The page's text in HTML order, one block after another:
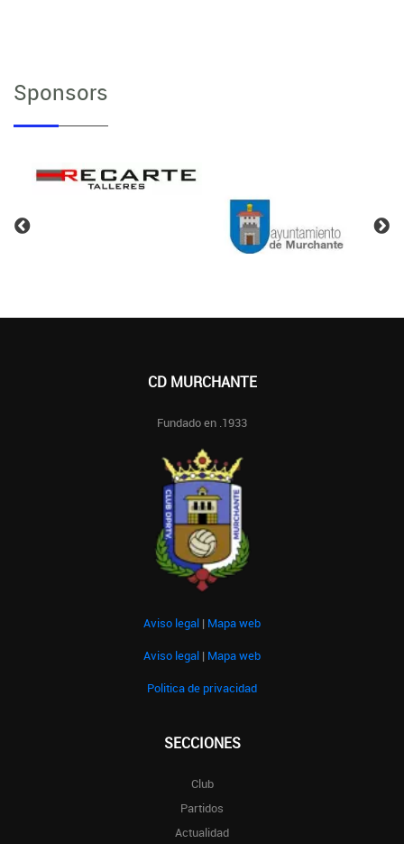
Sponsors
CD MURCHANTE
Fundado en .1933
Aviso legal | Mapa web
Aviso legal | Mapa web
Politica de privacidad
SECCIONES
Club
Partidos
Actualidad